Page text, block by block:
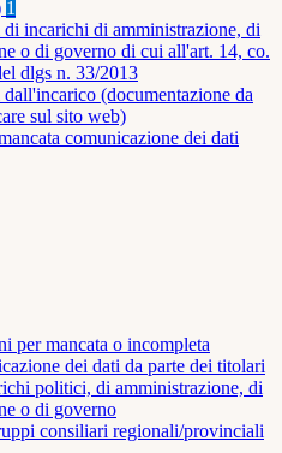
1
incarichi di amministrazione, di
o di governo di cui all'art. 14, co.
dlgs n. 33/2013
dall'incarico (documentazione da
sul sito web)
comunicazione dei dati
per mancata o incompleta
dei dati da parte dei titolari
politici, di amministrazione, di
o di governo
consiliari regionali/provinciali